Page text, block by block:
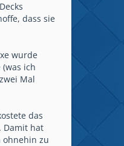
dass sie
wurde
ich
Mal
das
Damit hat
ohnehin zu